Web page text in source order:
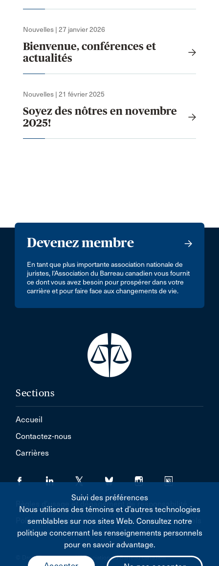
Nouvelles | 27 janvier 2026
Bienvenue, conférences et
actualités
Nouvelles | 21 février 2025
Soyez des nôtres en novembre
2025!
Devenez membre
En tant que plus importante association nationale de
juristes, l’Association du Barreau canadien vous fournit
ce dont vous avez besoin pour prospérer dans votre
carrière et pour faire face aux changements de vie.
Sections
Accueil
Contactez-nous
Carrières
Règles d'usage et dégagement de responsabilité
Politique concernant les renseignements personnels
© Droit d'auteur 2026 L'Association du Barreau canadien
Suivi des préférences
Nous utilisons des témoins et d’autres technologies
semblables sur nos sites Web. Consultez notre
politique concernant les renseignements personnels
pour en savoir advantage.